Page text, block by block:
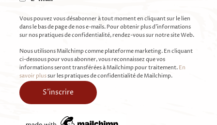
Vous pouvez vous désabonner à tout moment en cliquant sur le lien
dans le bas de page de nos e-mails. Pour obtenir plus d'informations
sur nos pratiques de confidentialité, rendez-vous sur notre site Web.
Nous utilisons Mailchimp comme plateforme marketing. En cliquant
ci-dessous pour vous abonner, vous reconnaissez que vos
informations seront transférées à Mailchimp pour traitement. En
savoir plussur les pratiques de confidentialité de Mailchimp.